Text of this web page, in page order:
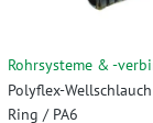
Rohrsysteme & -
Polyflex-
Ring / PA6